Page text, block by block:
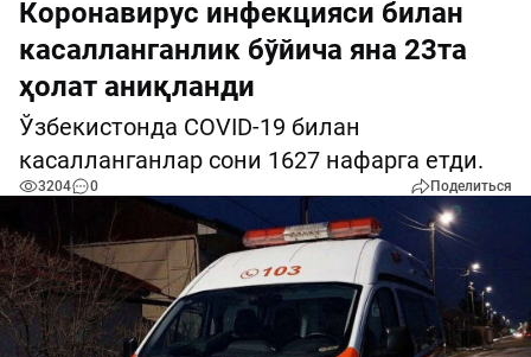
Коронавирус инфекцияси билан
касалланганлик бўйича яна 23та
ҳолат аниқланди
Ўзбекистонда COVID-19 билан
касалланганлар сони 1627 нафарга етди.
3204 0 Поделиться